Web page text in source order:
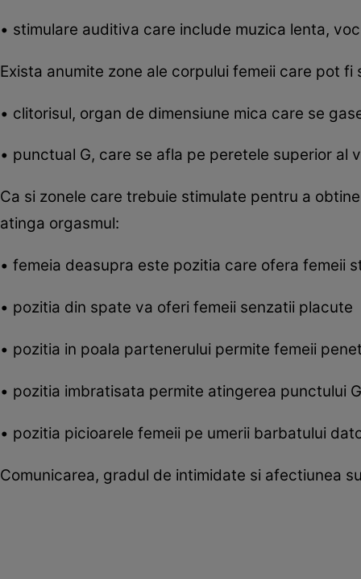
• stimulare auditiva care include muzica lenta,
Exista anumite zone ale corpului femeii care pot
• clitorisul, organ de dimensiune mica care se
• punctual G, care se afla pe peretele superior al
Ca si zonele care trebuie stimulate pentru a
atinga orgasmul:
• femeia deasupra este pozitia care ofera femeii
• pozitia din spate va oferi femeii senzatii placute
• pozitia in poala partenerului permite femeii
• pozitia imbratisata permite atingerea punctului
• pozitia picioarele femeii pe umerii barbatului
Comunicarea, gradul de intimidate si afectiunea